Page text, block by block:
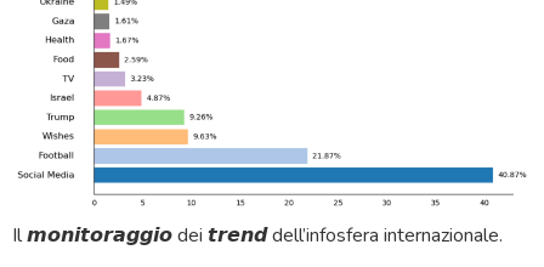
Il 𝙢𝙤𝙣𝙞𝙩𝙤𝙧𝙖𝙜𝙜𝙞𝙤 dei 𝙩𝙧𝙚𝙣𝙙 dell’infosfera internazionale.